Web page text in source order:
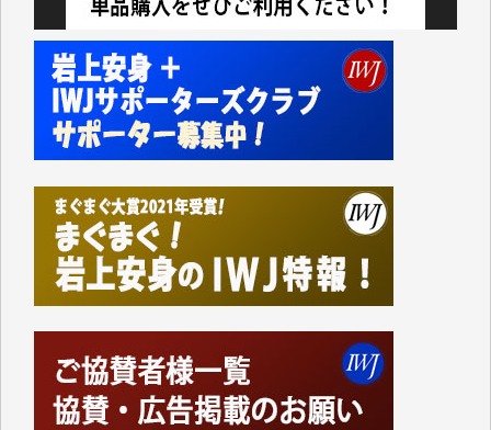
塩川 晃平 様
松本益美 様
井出 隆太 様
及川昭男 様
岩井祐子 様
藤岡比左志 様
井出 隆太 様
小池説夫 様
アオキカナメ 様
諸般の事情によりIWJ会費払えず今は非会員です。市
民側に立つ講演会にIWJのカメラマンをよく拝見して
おります。コンテンツが失われるのはあまりにもった
いない。少しでもお役立てください。（H.O.様）